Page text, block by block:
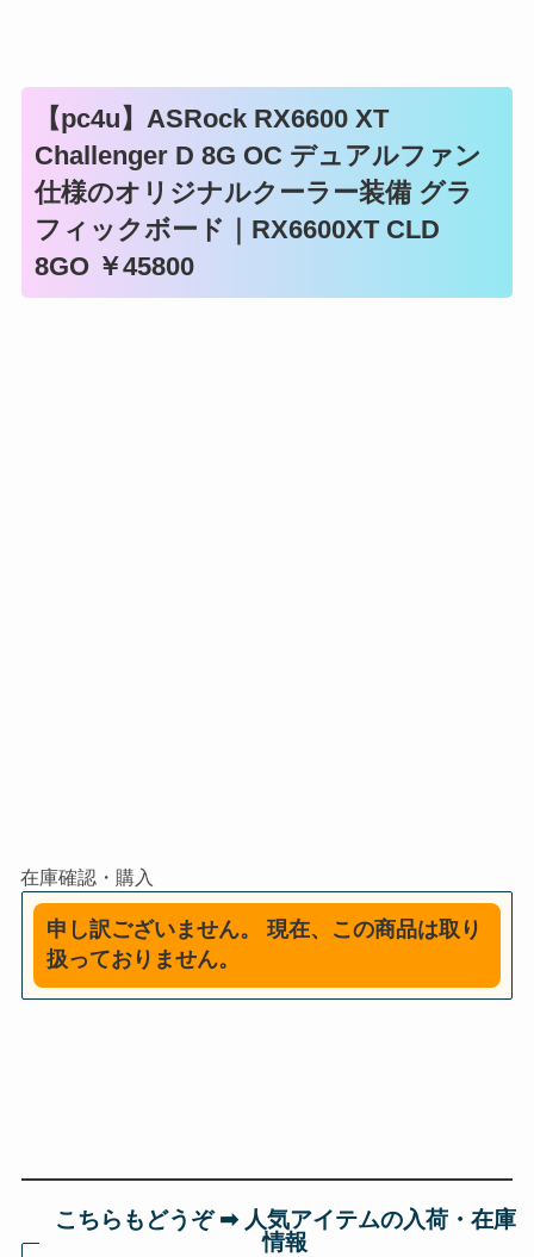
【pc4u】ASRock RX6600 XT
Challenger D 8G OC デュアルファン
仕様のオリジナルクーラー装備 グラ
フィックボード｜RX6600XT CLD
8GO ￥45800
申し訳ございません。 現在、この商品は取り
扱っておりません。
こちらもどうぞ ➡︎ 人気アイテムの入荷・在庫
情報